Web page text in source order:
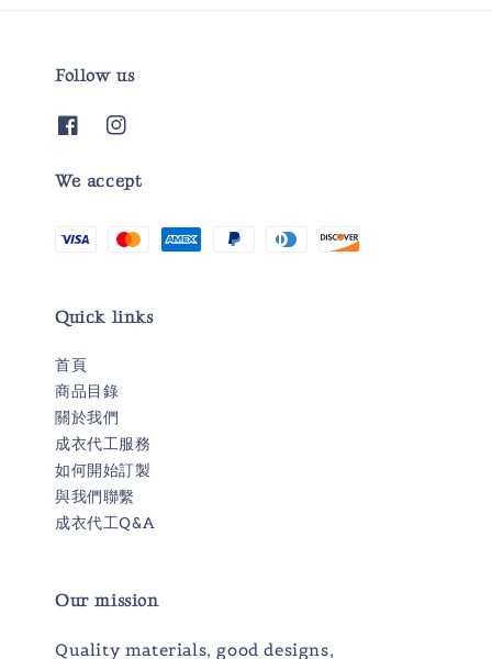
Follow us
We accept
Quick links
首頁
商品目錄
關於我們
成衣代工服務
如何開始訂製
與我們聯繫
成衣代工Q&A
Our mission
Quality materials, good designs,